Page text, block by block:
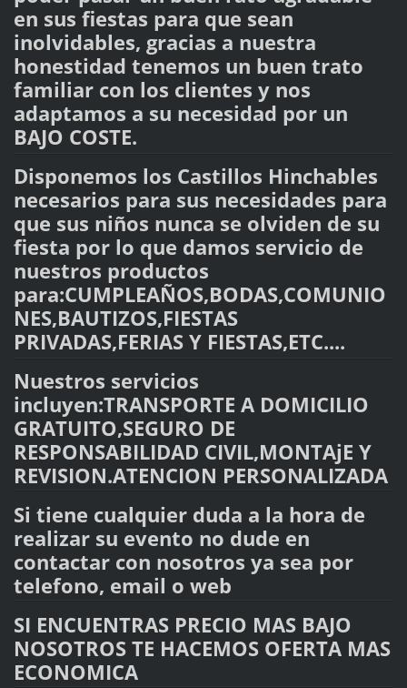
en sus fiestas para que sean
inolvidables, gracias a nuestra
honestidad tenemos un buen trato
familiar con los clientes y nos
adaptamos a su necesidad por un
BAJO COSTE.
Disponemos los Castillos Hinchables
necesarios para sus necesidades para
que sus niños nunca se olviden de su
fiesta por lo que damos servicio de
nuestros productos
para:CUMPLEAÑOS,BODAS,COMUNIO
NES,BAUTIZOS,FIESTAS
PRIVADAS,FERIAS Y FIESTAS,ETC....
Nuestros servicios
incluyen:TRANSPORTE A DOMICILIO
GRATUITO,SEGURO DE
RESPONSABILIDAD CIVIL,MONTAjE Y
REVISION.ATENCION PERSONALIZADA
Si tiene cualquier duda a la hora de
realizar su evento no dude en
contactar con nosotros ya sea por
telefono, email o web
SI ENCUENTRAS PRECIO MAS BAJO
NOSOTROS TE HACEMOS OFERTA MAS
ECONOMICA